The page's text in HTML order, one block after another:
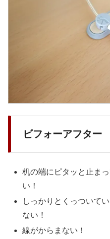
ビフォーアフター
机の端にピタッと止ま
い！
しっかりとくっついて
ない！
線がからまない！